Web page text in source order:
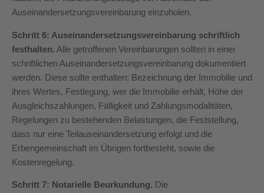
Auseinandersetzungsvereinbarung einzuholen.
Schritt 6: Auseinandersetzungsvereinbarung schriftlich
festhalten. Alle getroffenen Vereinbarungen sollten in einer
schriftlichen Auseinandersetzungsvereinbarung dokumentiert
werden. Diese sollte enthalten: Bezeichnung der Immobilie und
ihres Wertes, Festlegung, wer die Immobilie erhält, Höhe der
Ausgleichszahlungen, Fälligkeit und Zahlungsmodalitäten,
Regelungen zu bestehenden Belastungen, die Feststellung,
dass nur eine Teilauseinandersetzung erfolgt und die
Erbengemeinschaft im Übrigen fortbesteht, sowie die
Kostenregelung.
Schritt 7: Notarielle Beurkundung. Die